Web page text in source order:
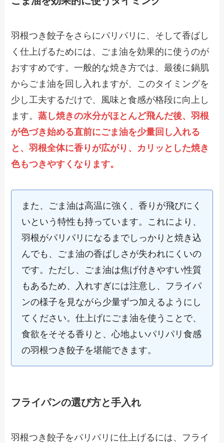
羽根つき餃子をさらにパリパリに、そして香ばし
く仕上げるためには、ごま油を効果的に使うのが
おすすめです。一般的な焼き方では、最後に鍋肌
からごま油を回し入れますが、このタイミングを
少し工夫するだけで、風味と食感が格段に向上し
ます。蒸し焼きの水分がほとんど飛んだ後、羽根
が色づき始める直前にごま油を少量回し入れる
と、羽根全体に香りが広がり、カリッとした焼き
色もつきやすくなります。
また、ごま油は高温に強く、香りが飛びにく
いという特性も持っています。これにより、
羽根がパリパリになるまでしっかりと焼き込
んでも、ごま油の香ばしさが失われにくいの
です。ただし、ごま油は焦げ付きやすい性質
もあるため、入れすぎには注意し、フライパ
ンの様子を見ながら少量ずつ加えるようにし
てください。仕上げにごま油を使うことで、
食欲をそそる香りと、心地よいパリパリ食感
の羽根つき餃子を堪能できます。
フライパンの選び方と手入れ
羽根つき餃子をパリパリに仕上げるには、フライ